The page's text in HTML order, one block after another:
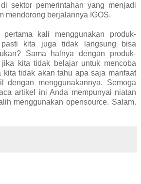
sektor pemerintahan yang menjadi
mendorong berjalannya IGOS.
kali menggunakan produk-
pasti kita juga tidak langsung bisa
Sama halnya dengan produk-
jika kita tidak belajar untuk mencoba
kita tidak akan tahu apa saja manfaat
dengan menggunakannya. Semoga
artikel ini Anda mempunyai niatan
menggunakan opensource. Salam.